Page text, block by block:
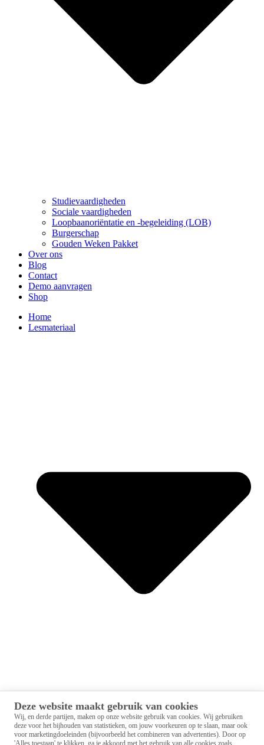
Deze website maakt gebruik van cookies
Wij, en derde partijen, maken op onze website gebruik van cookies. Wij gebruiken
deze voor het bijhouden van statistieken, om jouw voorkeuren op te slaan, maar ook
voor marketingdoeleinden (bijvoorbeeld het combineren van advertenties). Door op
'Alles toestaan' te klikken, ga je akkoord met het gebruik van alle cookies zoals
Studievaardigheden
Sociale vaardigheden
Loopbaanoriëntatie en -begeleiding (LOB)
Burgerschap
Gouden Weken Pakket
Over ons
Blog
Contact
Demo aanvragen
Shop
Home
Lesmateriaal
Studievaardigheden
Sociale vaardigheden
Loopbaanoriëntatie en -begeleiding (LOB)
Burgerschap